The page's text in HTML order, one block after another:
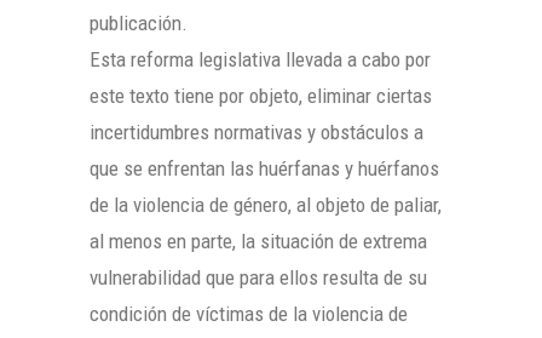
publicación.
Esta reforma legislativa llevada a cabo por
este texto tiene por objeto, eliminar ciertas
incertidumbres normativas y obstáculos a
que se enfrentan las huérfanas y huérfanos
de la violencia de género, al objeto de paliar,
al menos en parte, la situación de extrema
vulnerabilidad que para ellos resulta de su
condición de víctimas de la violencia de